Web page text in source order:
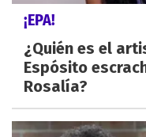
¡EPA!
¿Quién es el
Espósito
Rosalía?